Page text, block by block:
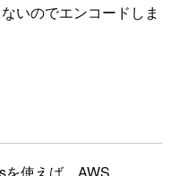
いのでエンコードしま